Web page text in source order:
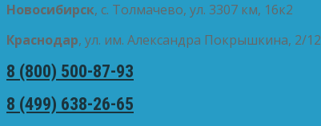
Новосибирск, с. Толмачево, ул. 3307 км, 16к2
Краснодар, ул. им. Александра Покрышкина, 2/12
8 (800) 500-87-93
8 (499) 638-26-65